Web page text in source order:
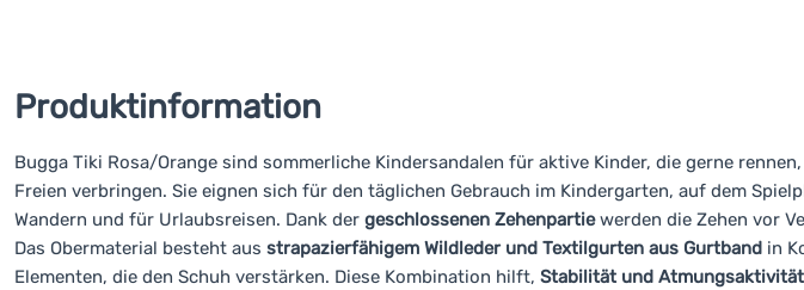
Produktinformation
Bugga Tiki Rosa/Orange sind sommerliche Kindersandalen für aktive Kinder, die gerne
Freien verbringen. Sie eignen sich für den täglichen Gebrauch im Kindergarten, auf dem
Wandern und für Urlaubsreisen. Dank der geschlossenen Zehenpartiewerden die Zehen vor
Das Obermaterial besteht aus strapazierfähigem Wildleder und Textilgurten aus Gurtband in
Elementen, die den Schuh verstärken. Diese Kombination hilft, Stabilität und Atmungsaktivität